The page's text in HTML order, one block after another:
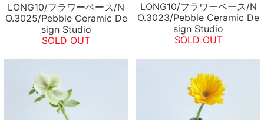
LONG10/フラワーベース/N
O.3025/Pebble Ceramic De
sign Studio
SOLD OUT
LONG10/フラワーベース/N
O.3023/Pebble Ceramic De
sign Studio
SOLD OUT